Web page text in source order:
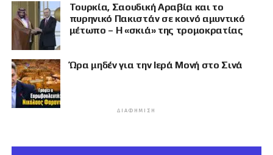
Τουρκία, Σαουδική Αραβία και το
πυρηνικό Πακιστάν σε κοινό αμυντικό
μέτωπο – Η «σκιά» της τρομοκρατίας
Ώρα μηδέν για την Ιερά Μονή στο Σινά
ΔΙΑΦΉΜΙΣΗ